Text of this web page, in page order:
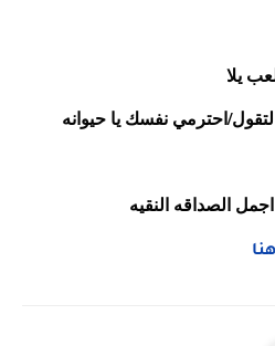
يلا
احترمي نفسك يا حيوانه
الصداقه النقيه